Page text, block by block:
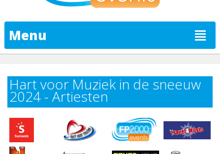
Menu
Hart voor Muziek in de sneeuw
2024 - Artiesten